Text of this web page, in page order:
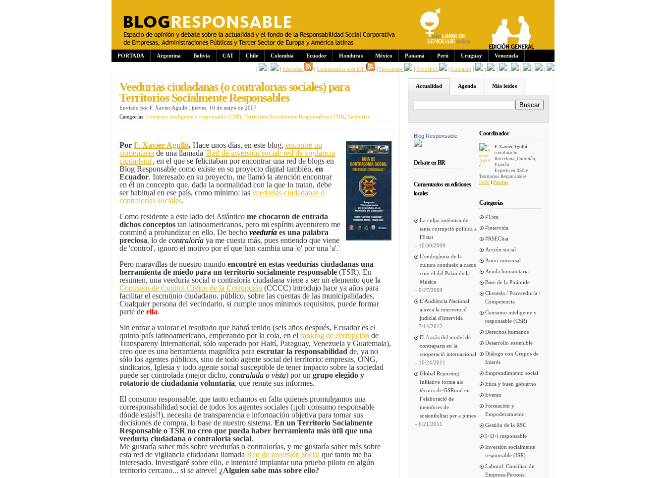
PORTADA Argentina Bolivia CAT Chile Colombia Ecuador Honduras México Panamá Perú Uruguay Venezuela
| | | Entradas | Comentarios esta Ed. | Newsletter | Favoritos | Contacto | | | | | | |
Veedurías ciudadanas (o contralorías sociales) para
Territorios Socialmente Responsables
Enviado por F. Xavier Agulló
jueves, 10 de mayo de 2007
Categorías: Consumo inteligente y responsable (CSR) Territorios Socialmente Responsables (TSR) Veedurías
Por F. Xavier Agulló. Hace unos días, en este blog, encontré un
comentario de una llamada 'Red de inversión social: red de vigilancia
ciudadana', en el que se felicitaban por encontrar una red de blogs en
Blog Responsable como existe en su proyecto digital también, en
Ecuador. Interesado en su proyecto, me llamó la atención encontrar
en él un concepto que, dada la normalidad con la que lo tratan, debe
ser habitual en ese país, como mínimo: las veedurías ciudadanas o
contralorías sociales.
Como residente a este lado del Atlántico me chocaron de entrada
dichos conceptos tan latinoamericanos, pero mi espíritu aventurero me
conminó a profundizar en ello. De hecho veeduría es una palabra
preciosa, lo de contraloría ya me cuesta más, pues entiendo que viene
de 'control', ignoro el motivo por el que han cambia una 'o' por una 'a'.
Pero maravillas de nuestro mundo encontré en estas veedurías ciudadanas una
herramienta de miedo para un territorio socialmente responsable (TSR). En
resumen, una veeduría social o contraloría ciudadana viene a ser un elemento que la
Comisión de Control Cívico de la Corrupción (CCCC) introdujo hace ya años para
facilitar el escrutinio ciudadano, público, sobre las cuentas de las municipalidades.
Cualquier persona del vecindario, si cumple unos mínimos requisitos, puede formar
parte de ella.
Sin entrar a valorar el resultado que habrá tenido (seis años después, Ecuador es el
quinto país latinoamericano, empezando por la cola, en el ranking de corrupción de
Transpareny International, sólo superado por Haití, Paraguay, Venezuela y Guatemala),
creo que es una herramienta magnífica para escrutar la responsabilidad de, ya no
sólo los agentes públicos, sino de todo agente social del territorio: empresas, ONG,
sindicatos, Iglesia y todo agente social susceptible de tener impacto sobre la sociedad
puede ser controlada (mejor dicho, contralada o vista) por un grupo elegido y
rotatorio de ciudadanía voluntaria, que remite sus informes.
El consumo responsable, que tanto echamos en falta quienes promulgamos una
corresponsabilidad social de todos los agentes sociales (¡¡oh consumo responsable
dónde estás!!), necesita de transparencia e información objetiva para tomar sus
decisiones de compra, la base de nuestro sistema. En un Territorio Socialmente
Responsable o TSR no creo que pueda haber herramienta más útil que una
veeduría ciudadana o contraloría social.
Me gustaría saber más sobre veedurías o contralorías, y me gustaría saber más sobre
esta red de vigilancia ciudadana llamada Red de inversión social que tanto me ha
interesado. Investigaré sobre ello, e intentaré implantar una prueba piloto en algún
territorio cercano... si se atreve! ¿Alguien sabe más sobre ello?
Actualidad Agenda Más leídos
Blog Responsable
Debate en BR
Comentarios en ediciones
locales
La culpa autèntica de
tanta corrupció política a
l'Estat
- 10/30/2009
L'endogàmia de la
cultura condueix a casos
com el del Palau de la
Música
- 9/27/2009
L'Audiència Nacional
aixeca la intervenció
judicial d'Intervida
- 7/14/2012
El fracàs del model de
contraparts en la
cooperació internacional
- 10/24/2011
Global Reporting
Initiative forma als
tècnics de GSRural en
l’elaboració de
memòries de
sostenibilitat per a pimes
- 6/21/2011
Coordinador
F. Xavier Agulló,
coordinador
Barcelona, Cataluña,
España
Experto en RSC y
Territorios Responsables
Perfil I Posteos
Categorías
#15m
#intervida
#RSEChat
Acción social
Amor universal
Ayuda humanitaria
Base de la Pirámide
Clientela / Proveeduría /
Competencia
Consumo inteligente y
responsable (CSR)
Derechos humanos
Desarrollo sostenible
Diálogo con Grupos de
Interés
Emprendimiento social
Etica y buen gobierno
Evento
Formación y
Empoderamiento
Gestión de la RSC
I+D+i responsable
Inversión socialmente
responsable (ISR)
Laboral: Conciliación
Empresa-Persona